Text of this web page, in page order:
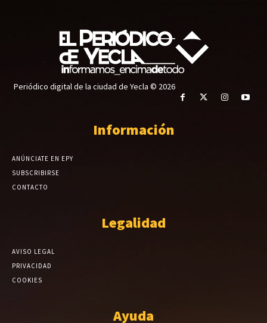
Periódico digital de la ciudad de Yecla © 2026
Información
ANÚNCIATE EN EPY
SUBSCRIBIRSE
CONTACTO
Legalidad
AVISO LEGAL
PRIVACIDAD
COOKIES
Ayuda